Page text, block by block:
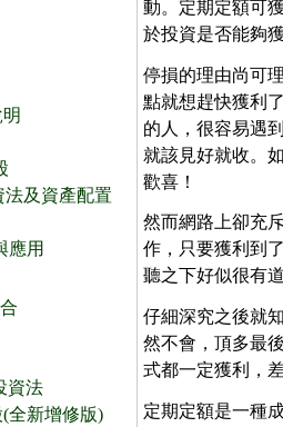
法及資產配置
應用
資法
全新增修版)
動。定期定額可
於投資是否能夠
停損的理由尚可
點就想趕快獲利
的人，很容易遇
就該見好就收。
歡喜！
然而網路上卻充
作，只要獲利到
聽之下好似很有
仔細深究之後就
然不會，頂多最
式都一定獲利，
定期定額是一種